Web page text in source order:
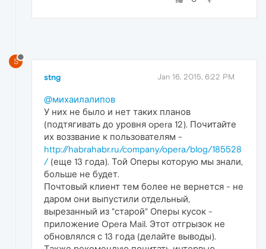
S
stng Jan 16, 2015, 6:22 PM
@михаилалипов
У них не было и нет таких планов
(подтягивать до уровня opera 12). Почитайте
их воззвание к пользователям -
http://habrahabr.ru/company/opera/blog/185528
/(еще 13 года). Той Оперы которую мы знали,
больше не будет.
Почтовый клиент тем более не вернется - не
даром они выпустили отдельный,
вырезанный из "старой" Оперы кусок -
приложение Opera Mail. Этот отгрызок не
обновлялся с 13 года (делайте выводы).